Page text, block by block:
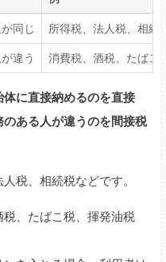
同じ
所得税、法人税、相続
違う 消費税、酒税、たばこ
に直接納めるのを直接
ある人が違うのを間接税
税、相続税などです。
、たばこ税、揮発油税